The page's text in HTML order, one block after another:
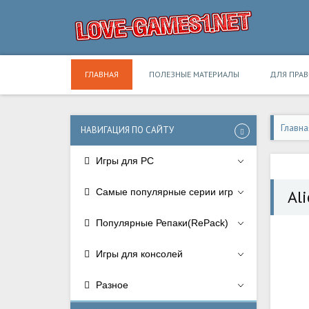
ГЛАВНАЯ ПОЛЕЗНЫЕ МАТЕРИАЛЫ ДЛЯ
НАВИГАЦИЯ ПО САЙТУ
Игры для PC
Самые популярные серии игр
Популярные Репаки(RePack)
Игры для консолей
Разное